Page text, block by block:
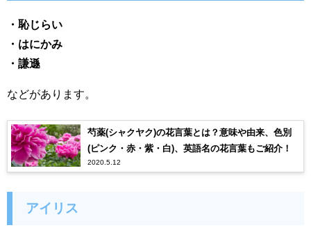
・恥じらい
・はにかみ
・謙遜
などがあります。
芍薬(シャクヤク)の花言葉とは？意味や由来、色別
(ピンク・赤・紫・白)、英語名の花言葉もご紹介！
2020.5.12
アイリス